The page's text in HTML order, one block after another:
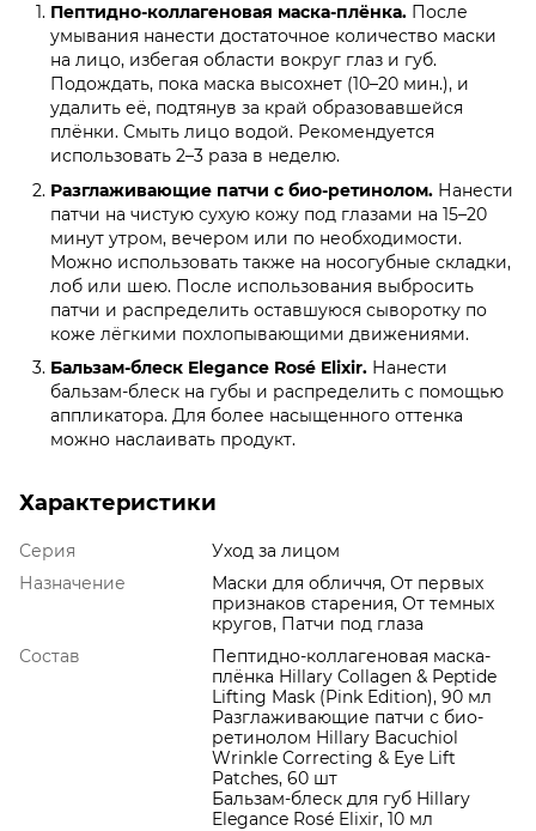
Пептидно-коллагеновая маска-плёнка. После
умывания нанести достаточное количество маски
на лицо, избегая области вокруг глаз и губ.
Подождать, пока маска высохнет (10–20 мин.), и
удалить её, подтянув за край образовавшейся
плёнки. Смыть лицо водой. Рекомендуется
использовать 2–3 раза в неделю.
Разглаживающие патчи с био-ретинолом. Нанести
патчи на чистую сухую кожу под глазами на 15–20
минут утром, вечером или по необходимости.
Можно использовать также на носогубные складки,
лоб или шею. После использования выбросить
патчи и распределить оставшуюся сыворотку по
коже лёгкими похлопывающими движениями.
Бальзам-блеск Elegance Rosé Elixir. Нанести
бальзам-блеск на губы и распределить с помощью
аппликатора. Для более насыщенного оттенка
можно наслаивать продукт.
Характеристики
Серия
Уход за лицом
Назначение
Маски для обличчя, От первых
признаков старения, От темных
кругов, Патчи под глаза
Состав
Пептидно-коллагеновая маска-
плёнка Hillary Collagen & Peptide
Lifting Mask (Pink Edition), 90 мл
Разглаживающие патчи с био-
ретинолом Hillary Bacuchiol
Wrinkle Correcting & Eye Lift
Patches, 60 шт
Бальзам-блеск для губ Hillary
Elegance Rosé Elixir, 10 мл